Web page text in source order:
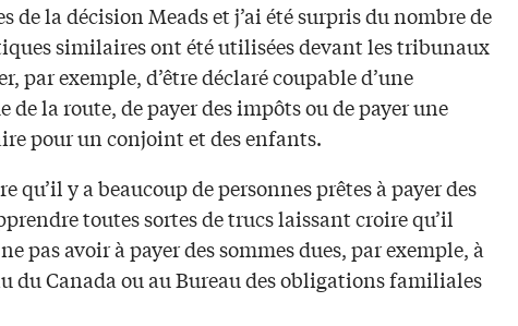
de la décision Meads et j’ai été surpris du nombre de
similaires ont été utilisées devant les tribunaux
par exemple, d’être déclaré coupable d’une
de la route, de payer des impôts ou de payer une
pour un conjoint et des enfants.
qu’il y a beaucoup de personnes prêtes à payer des
toutes sortes de trucs laissant croire qu’il
pas avoir à payer des sommes dues, par exemple, à
du Canada ou au Bureau des obligations familiales